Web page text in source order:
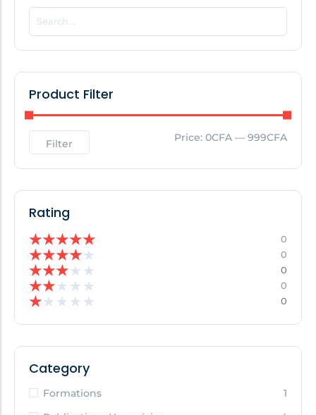
POPULAR THIS WEEK
No Posts Found!
No Posts Found!
Product Filter
Filter Price: 0CFA — 999CFA
Rating
★★★★★ 0
★★★★★ 0
★★★★ ★ 0
★★★ ★ ★ 0
★★ ★ ★ ★ 0
Category
Formations
1